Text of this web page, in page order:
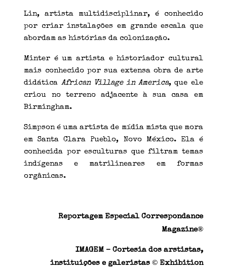
Lin, artista multidisciplinar, é conhecido
por criar instalações em grande escala que
abordam as histórias da colonização.
Minter é um artista e historiador cultural
mais conhecido por sua extensa obra de arte
didática African Village in America, que ele
criou no terreno adjacente à sua casa em
Birmingham.
Simpson é uma artista de mídia mista que mora
em Santa Clara Pueblo, Novo México. Ela é
conhecida por esculturas que filtram temas
indígenas e matrilineares em formas
orgânicas.
Reportagem Especial Correspondance
Magazine®
IMAGEM –Cortesia dos arstistas,
instituições e galeristas ©Exhibition